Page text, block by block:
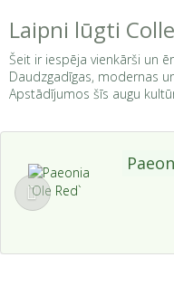
Laipni lūgti
Šeit ir iespēja vienkārši un
Daudzgadīgas, modernas
Apstādījumos šīs augu